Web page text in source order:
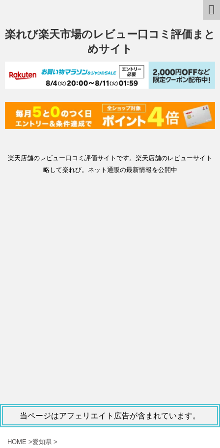
楽れび楽天市場のレビュー口コミ評価まと
めサイト
楽天店舗のレビュー口コミ評価サイトです。楽天店舗のレビューサイト
略して楽れび。ネット通販の最新情報を公開中
当ページはアフェリエイト広告が含まれています。
HOME >愛知県 >